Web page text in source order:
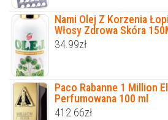
Nami Olej Z Korzenia
Włosy Zdrowa Skóra
34.99zł
Paco Rabanne 1 Million
Perfumowana 100 ml
412.66zł